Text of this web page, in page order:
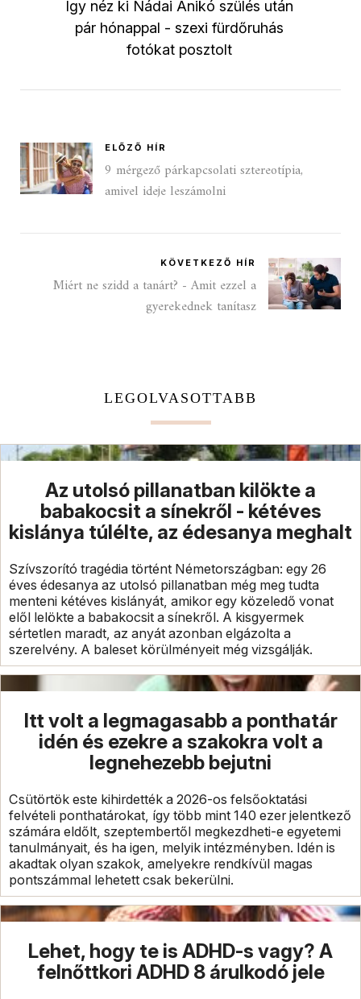
Így néz ki Nádai Anikó szülés után
pár hónappal - szexi fürdőruhás
fotókat posztolt
ELŐZŐ HÍR
9 mérgező párkapcsolati sztereotípia,
amivel ideje leszámolni
KÖVETKEZŐ HÍR
Miért ne szidd a tanárt? - Amit ezzel a
gyerekednek tanítasz
LEGOLVASOTTABB
Az utolsó pillanatban kilökte a
babakocsit a sínekről - kétéves
kislánya túlélte, az édesanya meghalt
Szívszorító tragédia történt Németországban: egy 26
éves édesanya az utolsó pillanatban még meg tudta
menteni kétéves kislányát, amikor egy közeledő vonat
elől lelökte a babakocsit a sínekről. A kisgyermek
sértetlen maradt, az anyát azonban elgázolta a
szerelvény. A baleset körülményeit még vizsgálják.
Itt volt a legmagasabb a ponthatár
idén és ezekre a szakokra volt a
legnehezebb bejutni
Csütörtök este kihirdették a 2026-os felsőoktatási
felvételi ponthatárokat, így több mint 140 ezer jelentkező
számára eldőlt, szeptembertől megkezdheti-e egyetemi
tanulmányait, és ha igen, melyik intézményben. Idén is
akadtak olyan szakok, amelyekre rendkívül magas
pontszámmal lehetett csak bekerülni.
Lehet, hogy te is ADHD-s vagy? A
felnőttkori ADHD 8 árulkodó jele